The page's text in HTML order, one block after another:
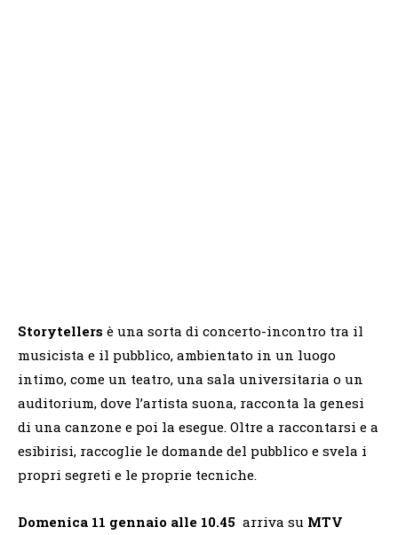
Storytellers è una sorta di concerto-incontro tra il
musicista e il pubblico, ambientato in un luogo
intimo, come un teatro, una sala universitaria o un
auditorium, dove l’artista suona, racconta la genesi
di una canzone e poi la esegue. Oltre a raccontarsi e a
esibirisi, raccoglie le domande del pubblico e svela i
propri segreti e le proprie tecniche.
Domenica 11 gennaio alle 10.45 arriva su MTV